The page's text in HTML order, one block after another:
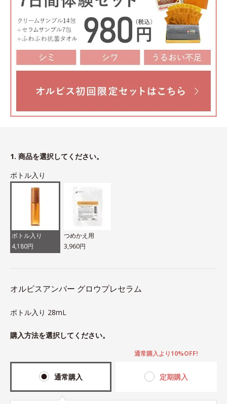
1. 商品を選択してください。
ボトル入り
ボトル入り
4,180円
つめかえ用
3,960円
オルビスアンバー グロウプレセラム
ボトル入り 28mL
購入方法を選択してください。
通常購入 定期購入
通常購入より10%OFF!